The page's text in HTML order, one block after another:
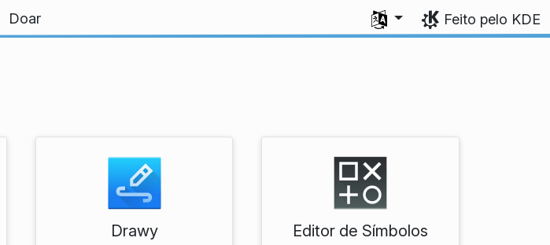
Doar
Seleccione a sua língua
Feito pelo KDE
Drawy Editor de Símbolos